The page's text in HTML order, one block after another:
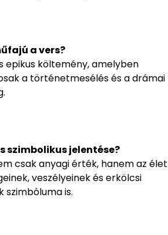
a vers?
epikus költemény, amelyben
a történetmesélés és a drámai
szimbolikus jelentése?
csak anyagi érték, hanem az élet
veszélyeinek és erkölcsi
szimbóluma is.